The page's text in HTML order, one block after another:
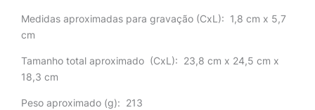
Medidas aproximadas para gravação (CxL): 1,8 cm x 5,7
cm
Tamanho total aproximado (CxL): 23,8 cm x 24,5 cm x
18,3 cm
Peso aproximado (g): 213